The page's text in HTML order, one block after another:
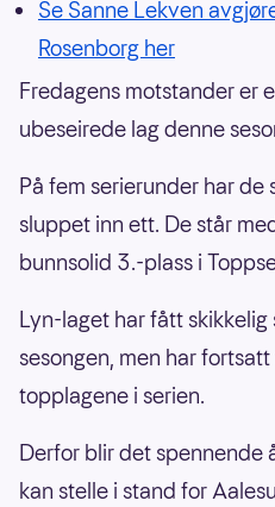
Se Sanne Lekven
Rosenborg her
Fredagens motstander er
ubeseirede lag denne
På fem serierunder har de
sluppet inn ett. De står
bunnsolid 3.-plass i
Lyn-laget har fått
sesongen, men har
topplagene i serien.
Derfor blir det spennende
kan stelle i stand for